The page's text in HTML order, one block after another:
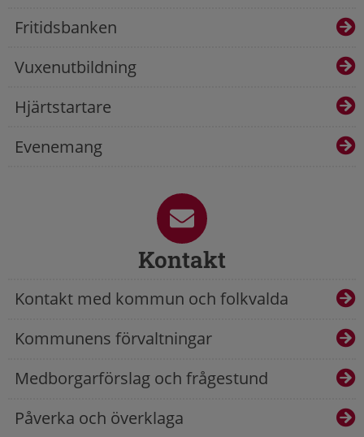
Fritidsbanken
Vuxenutbildning
Hjärtstartare
Evenemang
Kontakt
Kontakt med kommun och folkvalda
Kommunens förvaltningar
Medborgarförslag och frågestund
Påverka och överklaga